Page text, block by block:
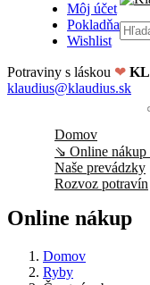
Môj účet
Pokladňa
Wishlist
Potraviny s láskou ❤
klaudius@klaudius.sk
Domov
⇘ Online
Naše prevádzky
Rozvoz potravín
Online nákup
Domov
Ryby